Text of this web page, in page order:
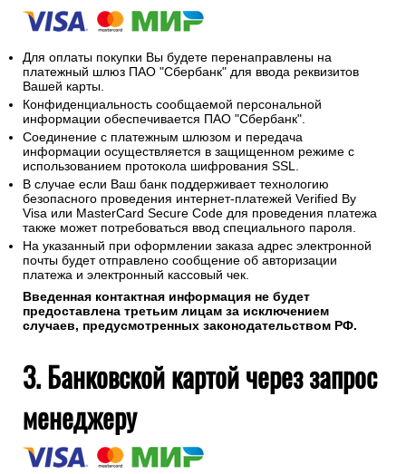
Для оплаты покупки Вы будете перенаправлены на
платежный шлюз ПАО "Сбербанк" для ввода реквизитов
Вашей карты.
Конфиденциальность сообщаемой персональной
информации обеспечивается ПАО "Сбербанк".
Соединение с платежным шлюзом и передача
информации осуществляется в защищенном режиме с
использованием протокола шифрования SSL.
В случае если Ваш банк поддерживает технологию
безопасного проведения интернет-платежей Verified By
Visa или MasterCard Secure Code для проведения платежа
также может потребоваться ввод специального пароля.
На указанный при оформлении заказа адрес электронной
почты будет отправлено сообщение об авторизации
платежа и электронный кассовый чек.
Введенная контактная информация не будет
предоставлена третьим лицам за исключением
случаев, предусмотренных законодательством РФ.
3. Банковской картой через запрос
менеджеру